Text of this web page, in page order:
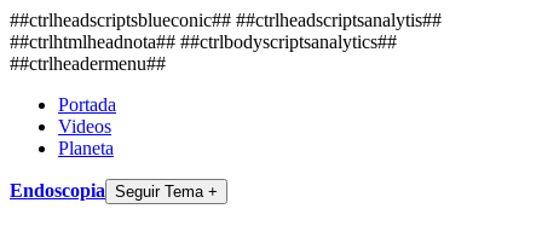
##ctrlheadscriptsblueconic## ##ctrlheadscriptsanalytis##
##ctrlhtmlheadnota## ##ctrlbodyscriptsanalytics##
##ctrlheadermenu##
Portada
Videos
Planeta
Endoscopia Seguir Tema +